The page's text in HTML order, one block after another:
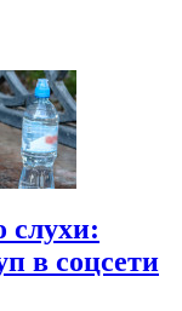
в соцсети